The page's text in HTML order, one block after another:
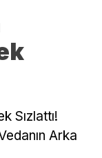
Sızlattı!
Arka